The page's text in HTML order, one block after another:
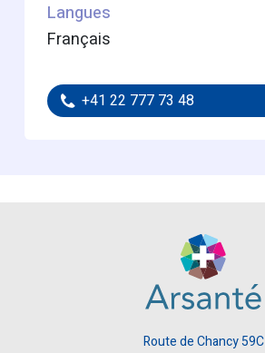
Langues
français
+41 22 777 73 48
Route de Chancy 59C